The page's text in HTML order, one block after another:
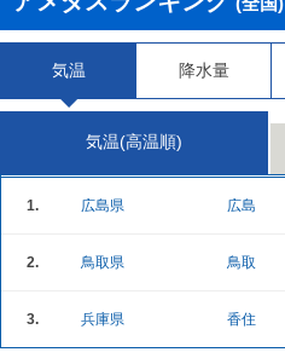
気温 降水量
気温(高温順)
1. 広島県 広島
2. 鳥取県 鳥取
3. 兵庫県 香住